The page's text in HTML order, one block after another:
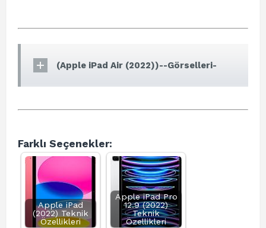
(Apple iPad Air (2022))--Görselleri-
Farklı Seçenekler:
Apple iPad
(2022) Teknik
Özellikleri
Apple iPad Pro
12.9 (2022)
Teknik
Özellikleri